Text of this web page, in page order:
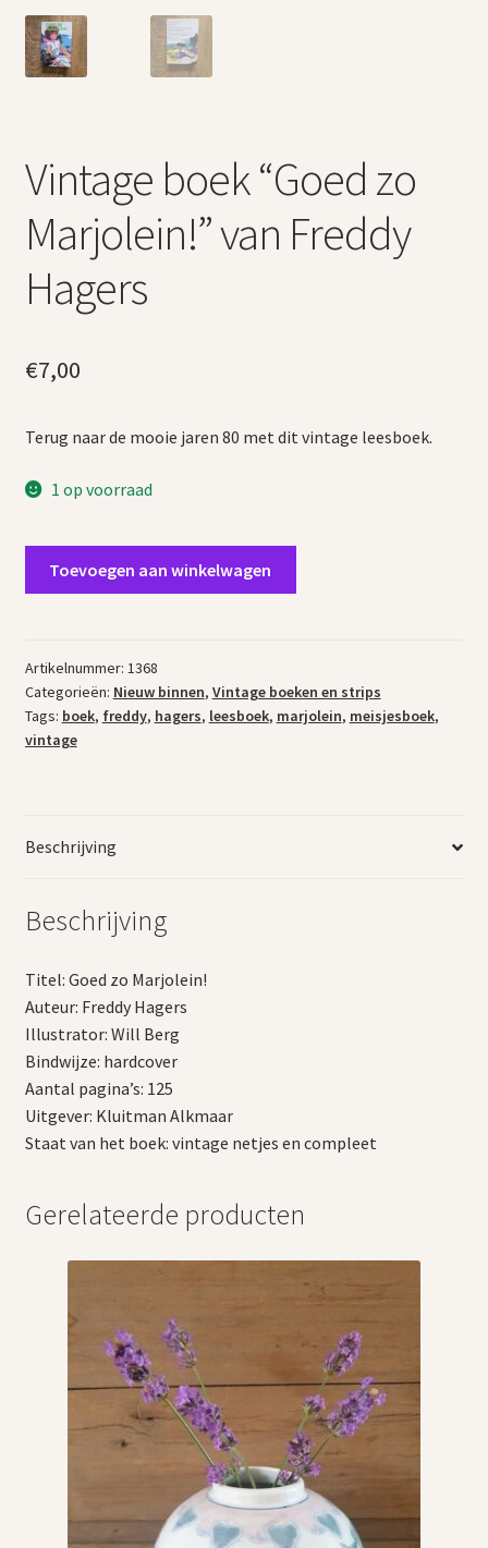
Vintage boek “Goed zo
Marjolein!” van Freddy
Hagers
€7,00
Terug naar de mooie jaren 80 met dit vintage leesboek.
1 op voorraad
Marjolein!"
van
Freddy
Hagers
Toevoegen aan winkelwagen
Artikelnummer: 1368
Categorieën: Nieuw binnen, Vintage boeken en strips
Tags: boek, freddy, hagers, leesboek, marjolein, meisjesboek,
vintage
Beschrijving
Beschrijving
Titel: Goed zo Marjolein!
Auteur: Freddy Hagers
Illustrator: Will Berg
Bindwijze: hardcover
Aantal pagina’s: 125
Uitgever: Kluitman Alkmaar
Staat van het boek: vintage netjes en compleet
Gerelateerde producten